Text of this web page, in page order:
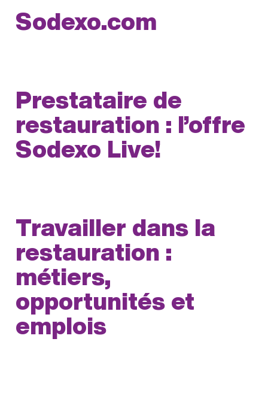
Sodexo.com
Prestataire de
restauration : l’offre
Sodexo Live!
Travailler dans la
restauration :
métiers,
opportunités et
emplois